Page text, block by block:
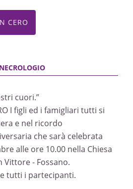
CERO
cuori.”
I figli ed i famigliari tutti si
e nel ricordo
che sarà celebrata
alle ore 10.00 nella Chiesa
Vittore - Fossano.
tutti i partecipanti.